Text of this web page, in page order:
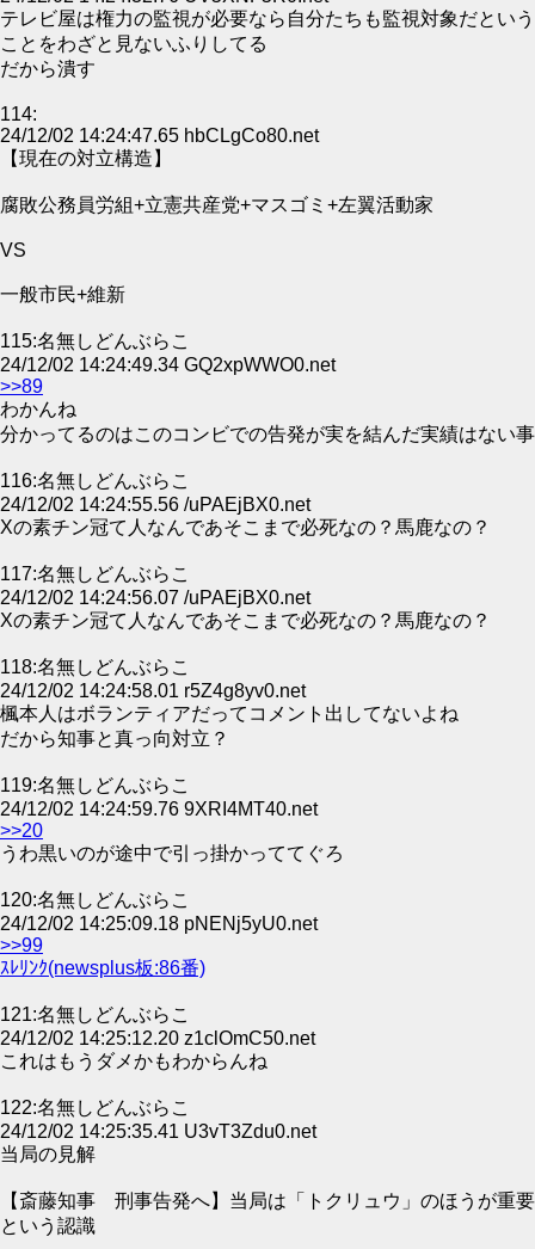
テレビ屋は権力の監視が必要なら自分たちも監視対象だという
ことをわざと見ないふりしてる
だから潰す
114:
24/12/02 14:24:47.65 hbCLgCo80.net
【現在の対立構造】
腐敗公務員労組+立憲共産党+マスゴミ+左翼活動家
VS
一般市民+維新
115:名無しどんぶらこ
24/12/02 14:24:49.34 GQ2xpWWO0.net
>>89
わかんね
分かってるのはこのコンビでの告発が実を結んだ実績はない事
116:名無しどんぶらこ
24/12/02 14:24:55.56 /uPAEjBX0.net
Xの素チン冠て人なんであそこまで必死なの？馬鹿なの？
117:名無しどんぶらこ
24/12/02 14:24:56.07 /uPAEjBX0.net
Xの素チン冠て人なんであそこまで必死なの？馬鹿なの？
118:名無しどんぶらこ
24/12/02 14:24:58.01 r5Z4g8yv0.net
楓本人はボランティアだってコメント出してないよね
だから知事と真っ向対立？
119:名無しどんぶらこ
24/12/02 14:24:59.76 9XRI4MT40.net
>>20
うわ黒いのが途中で引っ掛かっててぐろ
120:名無しどんぶらこ
24/12/02 14:25:09.18 pNENj5yU0.net
>>99
ｽﾚﾘﾝｸ(newsplus板:86番)
121:名無しどんぶらこ
24/12/02 14:25:12.20 z1clOmC50.net
これはもうダメかもわからんね
122:名無しどんぶらこ
24/12/02 14:25:35.41 U3vT3Zdu0.net
当局の見解
【斎藤知事 刑事告発へ】当局は「トクリュウ」のほうが重要
という認識